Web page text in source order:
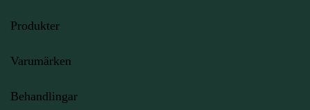
Produkter
Varumärken
Behandlingar